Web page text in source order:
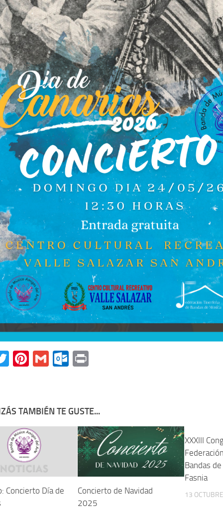
Twitter
Pinterest
GmailOutlook.com
TAMBIÉN TE GUSTE...
Concierto Día de
Concierto de Navidad
2025
XXXIII
Bandas
Fasnia
13